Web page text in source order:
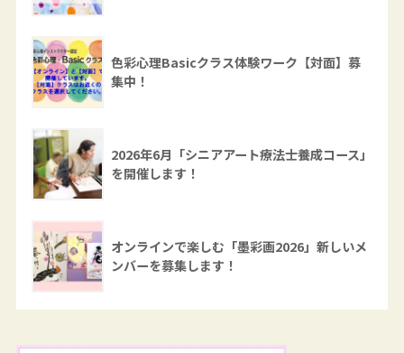
色彩心理Basicクラス体験ワーク【対面】募
集中！
2026年6月「シニアアート療法士養成コース」
を開催します！
オンラインで楽しむ「墨彩画2026」新しいメ
ンバーを募集します！